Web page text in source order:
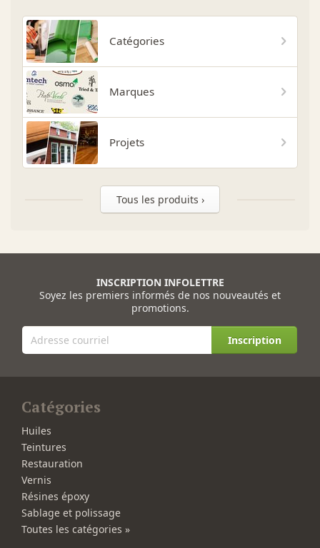
Catégories
Marques
Projets
Tous les produits ›
INSCRIPTION INFOLETTRE
Soyez les premiers informés de nos nouveautés et
promotions.
Inscription
Catégories
Huiles
Teintures
Restauration
Vernis
Résines époxy
Sablage et polissage
Toutes les catégories »